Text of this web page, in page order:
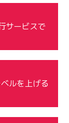
サービスで
ルを上げる